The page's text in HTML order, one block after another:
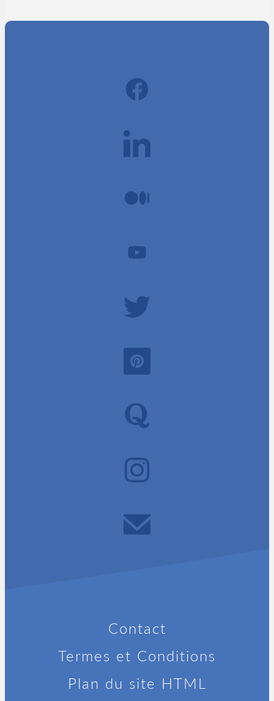
Contact
Termes et Conditions
Plan du site HTML